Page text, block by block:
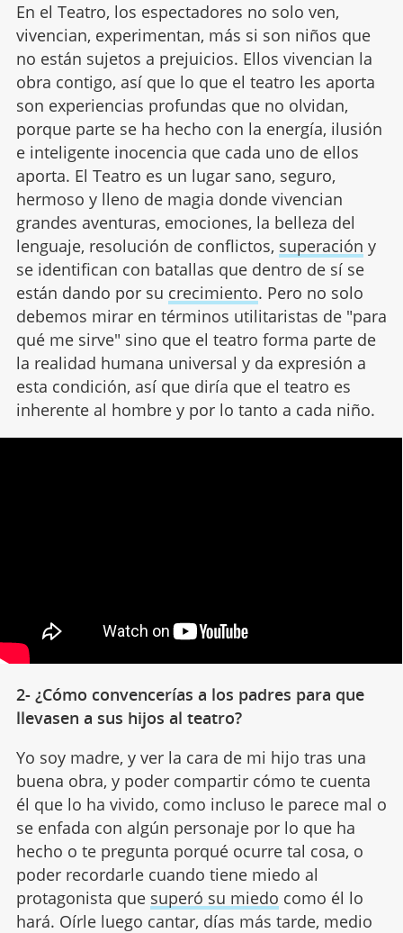
En el Teatro, los espectadores no solo ven,
vivencian, experimentan, más si son niños que
no están sujetos a prejuicios. Ellos vivencian la
obra contigo, así que lo que el teatro les aporta
son experiencias profundas que no olvidan,
porque parte se ha hecho con la energía, ilusión
e inteligente inocencia que cada uno de ellos
aporta. El Teatro es un lugar sano, seguro,
hermoso y lleno de magia donde vivencian
grandes aventuras, emociones, la belleza del
lenguaje, resolución de conflictos, superación y
se identifican con batallas que dentro de sí se
están dando por su crecimiento. Pero no solo
debemos mirar en términos utilitaristas de "para
qué me sirve" sino que el teatro forma parte de
la realidad humana universal y da expresión a
esta condición, así que diría que el teatro es
inherente al hombre y por lo tanto a cada niño.
2- ¿Cómo convencerías a los padres para que
llevasen a sus hijos al teatro?
Yo soy madre, y ver la cara de mi hijo tras una
buena obra, y poder compartir cómo te cuenta
él que lo ha vivido, como incluso le parece mal o
se enfada con algún personaje por lo que ha
hecho o te pregunta porqué ocurre tal cosa, o
poder recordarle cuando tiene miedo al
protagonista que superó su miedo como él lo
hará. Oírle luego cantar, días más tarde, medio